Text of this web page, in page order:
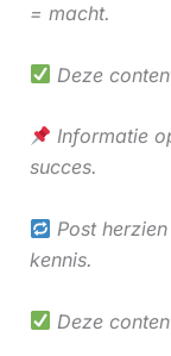
= macht.
Deze
Informatie
succes.
Post
kennis.
Deze